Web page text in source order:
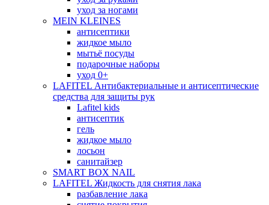
уход за ногами
MEIN KLEINES
антисептики
жидкое мыло
мытьё посуды
подарочные наборы
уход 0+
LAFITEL Антибактериальные и антисептические
средства для защиты рук
Lafitel kids
антисептик
гель
жидкое мыло
лосьон
санитайзер
SMART BOX NAIL
LAFITEL Жидкость для снятия лака
разбавление лака